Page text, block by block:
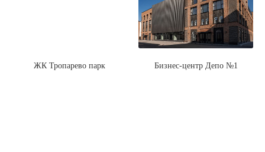
ЖК Тропарево парк Бизнес-центр Депо №1